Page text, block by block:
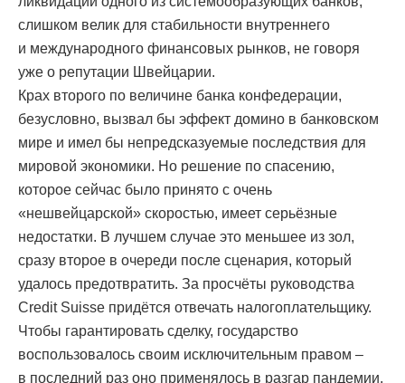
слишком велик для стабильности внутреннего
и международного финансовых рынков, не говоря
уже о репутации Швейцарии.
Крах второго по величине банка конфедерации,
безусловно, вызвал бы эффект домино в банковском
мире и имел бы непредсказуемые последствия для
мировой экономики. Но решение по спасению,
которое сейчас было принято с очень
«нешвейцарской» скоростью, имеет серьёзные
недостатки. В лучшем случае это меньшее из зол,
сразу второе в очереди после сценария, который
удалось предотвратить. За просчёты руководства
Credit Suisse придётся отвечать налогоплательщику.
Чтобы гарантировать сделку, государство
воспользовалось своим исключительным правом –
в последний раз оно применялось в разгар пандемии,